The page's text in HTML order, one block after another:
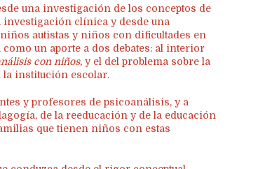
una investigación de los conceptos de
clínica y desde una
autistas y niños con dificultades en
un aporte a dos debates: al interior
con niños, y el del problema sobre la
la institución escolar.
y profesores de psicoanálisis, y a
de la reeducación y de la educación
que tienen niños con estas